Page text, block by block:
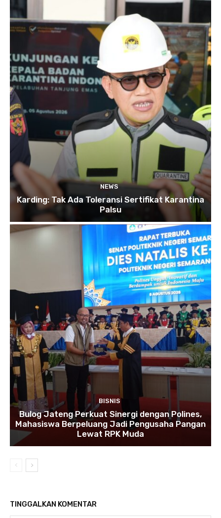
NEWS
Karding: Tak Ada Toleransi Sertifikat Karantina
Palsu
BISNIS
Bulog Jateng Perkuat Sinergi dengan Polines,
Mahasiswa Berpeluang Jadi Pengusaha Pangan
Lewat RPK Muda
TINGGALKAN KOMENTAR